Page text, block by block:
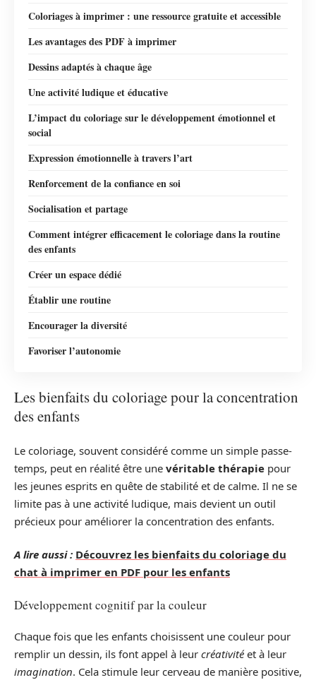
Coloriages à imprimer : une ressource gratuite et accessible
Les avantages des PDF à imprimer
Dessins adaptés à chaque âge
Une activité ludique et éducative
L’impact du coloriage sur le développement émotionnel et
social
Expression émotionnelle à travers l’art
Renforcement de la confiance en soi
Socialisation et partage
Comment intégrer efficacement le coloriage dans la routine
des enfants
Créer un espace dédié
Établir une routine
Encourager la diversité
Favoriser l’autonomie
Les bienfaits du coloriage pour la concentration
des enfants
Le coloriage, souvent considéré comme un simple passe-
temps, peut en réalité être une véritable thérapie pour
les jeunes esprits en quête de stabilité et de calme. Il ne se
limite pas à une activité ludique, mais devient un outil
précieux pour améliorer la concentration des enfants.
A lire aussi : Découvrez les bienfaits du coloriage du
chat à imprimer en PDF pour les enfants
Développement cognitif par la couleur
Chaque fois que les enfants choisissent une couleur pour
remplir un dessin, ils font appel à leur créativitéet à leur
imagination. Cela stimule leur cerveau de manière positive,